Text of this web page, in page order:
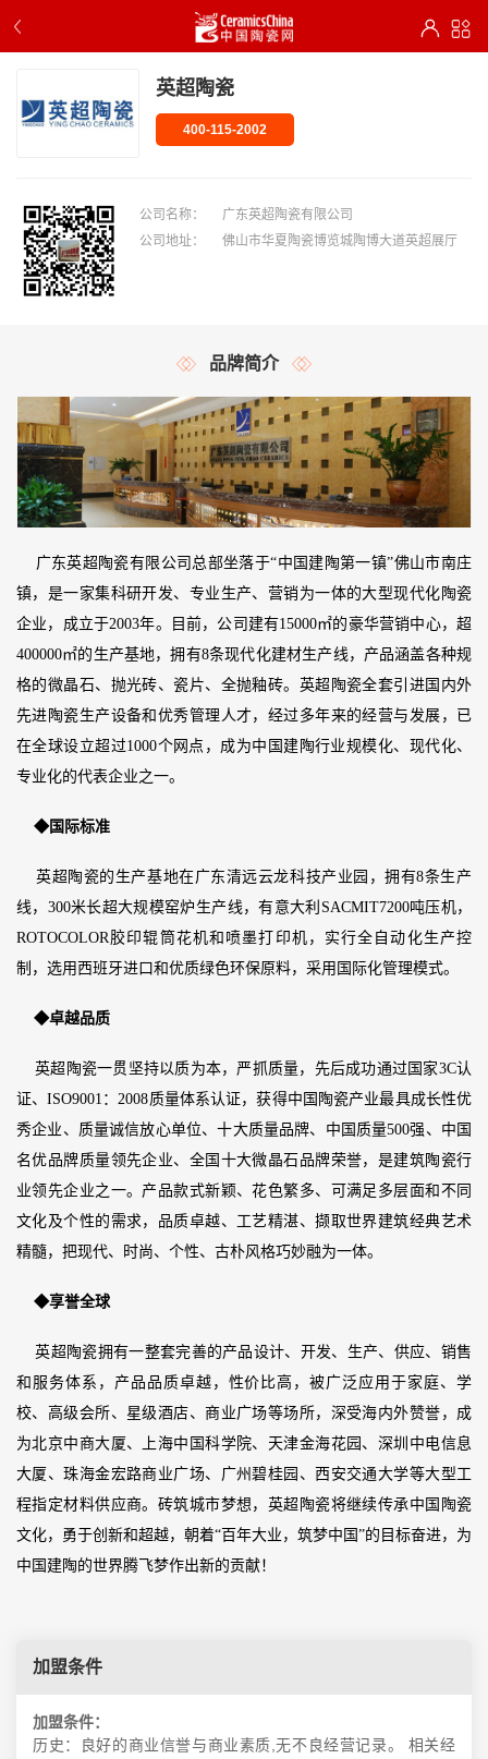
英超陶瓷
400-115-2002
公司名称：
广东英超陶瓷有限公司
公司地址：
佛山市华夏陶瓷博览城陶博大道英超展厅
品牌简介
广东英超陶瓷有限公司总部坐落于“中国建陶第一镇”佛山市南庄
镇，是一家集科研开发、专业生产、营销为一体的大型现代化陶瓷
企业，成立于2003年。目前，公司建有15000㎡的豪华营销中心，超
400000㎡的生产基地，拥有8条现代化建材生产线，产品涵盖各种规
格的微晶石、抛光砖、瓷片、全抛釉砖。英超陶瓷全套引进国内外
先进陶瓷生产设备和优秀管理人才，经过多年来的经营与发展，已
在全球设立超过1000个网点，成为中国建陶行业规模化、现代化、
专业化的代表企业之一。
◆国际标准
英超陶瓷的生产基地在广东清远云龙科技产业园，拥有8条生产
线，300米长超大规模窑炉生产线，有意大利SACMIT7200吨压机，
ROTOCOLOR胶印辊筒花机和喷墨打印机，实行全自动化生产控
制，选用西班牙进口和优质绿色环保原料，采用国际化管理模式。
◆卓越品质
英超陶瓷一贯坚持以质为本，严抓质量，先后成功通过国家3C认
证、ISO9001：2008质量体系认证，获得中国陶瓷产业最具成长性优
秀企业、质量诚信放心单位、十大质量品牌、中国质量500强、中国
名优品牌质量领先企业、全国十大微晶石品牌荣誉，是建筑陶瓷行
业领先企业之一。产品款式新颖、花色繁多、可满足多层面和不同
文化及个性的需求，品质卓越、工艺精湛、撷取世界建筑经典艺术
精髓，把现代、时尚、个性、古朴风格巧妙融为一体。
◆享誉全球
英超陶瓷拥有一整套完善的产品设计、开发、生产、供应、销售
和服务体系，产品品质卓越，性价比高，被广泛应用于家庭、学
校、高级会所、星级酒店、商业广场等场所，深受海内外赞誉，成
为北京中商大厦、上海中国科学院、天津金海花园、深圳中电信息
大厦、珠海金宏路商业广场、广州碧桂园、西安交通大学等大型工
程指定材料供应商。砖筑城市梦想，英超陶瓷将继续传承中国陶瓷
文化，勇于创新和超越，朝着“百年大业，筑梦中国”的目标奋进，为
中国建陶的世界腾飞梦作出新的贡献！
加盟条件
加盟条件：
历史：良好的商业信誉与商业素质,无不良经营记录。 相关经